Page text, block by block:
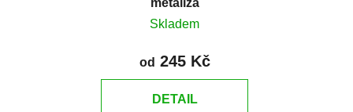
metalíza
Skladem
od 245 Kč
DETAIL